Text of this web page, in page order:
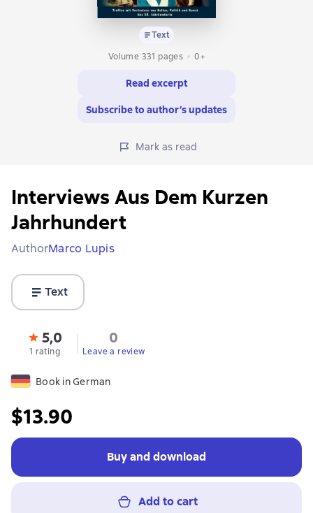
Text
Volume 331 pages
0+
Read excerpt
Subscribe to author’s updates
Mark as read
Interviews Aus Dem Kurzen
Jahrhundert
AuthorMarco Lupis
Text
5,0
1 rating
0
Leave a review
Book in German
$13.90
Buy and download
Add to cart